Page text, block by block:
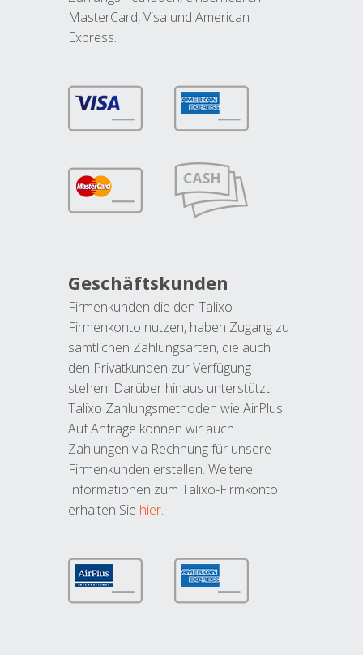
MasterCard, Visa und American
Express.
Geschäftskunden
Firmenkunden die den Talixo-
Firmenkonto nutzen, haben Zugang zu
sämtlichen Zahlungsarten, die auch
den Privatkunden zur Verfügung
stehen. Darüber hinaus unterstützt
Talixo Zahlungsmethoden wie AirPlus.
Auf Anfrage können wir auch
Zahlungen via Rechnung für unsere
Firmenkunden erstellen. Weitere
Informationen zum Talixo-Firmkonto
erhalten Sie hier.